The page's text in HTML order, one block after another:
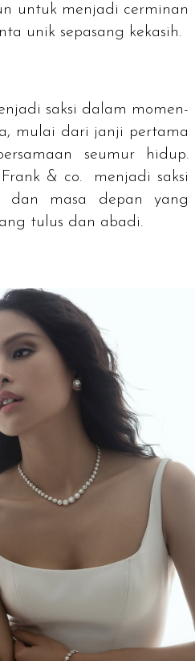
untuk menjadi cerminan
unik sepasang kekasih.
saksi dalam momen-
mulai dari janji pertama
seumur hidup.
& co. menjadi saksi
dan masa depan yang
tulus dan abadi.